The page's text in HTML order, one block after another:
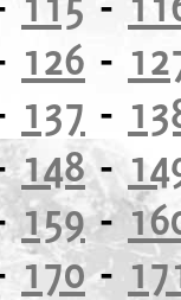
126 -
137 -
148-
159-
170-